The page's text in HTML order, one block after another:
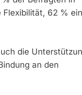
Flexibilität, 62 % ein
die
an den